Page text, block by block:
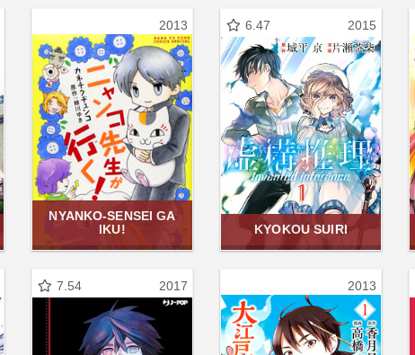
2013
NYANKO-SENSEI GA
IKU!
6.47 2015
KYOKOU SUIRI
7.54 2017 2013